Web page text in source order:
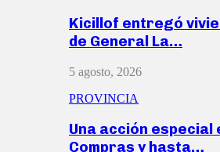
Kicillof entregó
de General La…
5 agosto, 2026
PROVINCIA
Una acción especial
Compras y hasta…